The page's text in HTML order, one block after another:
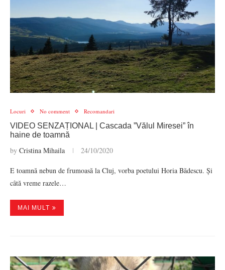
Locuri No comment Recomandari
VIDEO SENZAȚIONAL | Cascada ”Vălul Miresei” în
haine de toamnă
by Cristina Mihaila 24/10/2020
E toamnă nebun de frumoasă la Cluj, vorba poetului Horia Bădescu. Și
câtă vreme razele…
MAI MULT